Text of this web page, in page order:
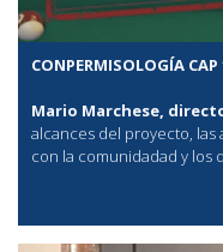
CONPERMISOLOGÍA CAP
Mario Marchese,
alcances del proyecto,
con la comunidadad y los